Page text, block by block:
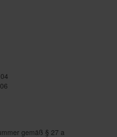
gemäß § 27 a